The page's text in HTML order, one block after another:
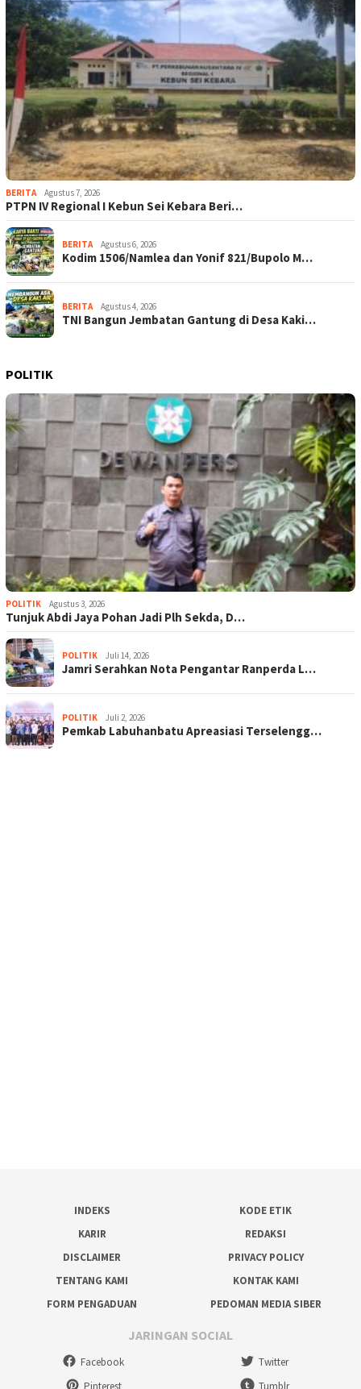
BERITA Agustus 7, 2026
PTPN IV Regional I Kebun Sei Kebara Beri…
BERITA Agustus 6, 2026
Kodim 1506/Namlea dan Yonif 821/Bupolo M…
BERITA Agustus 4, 2026
TNI Bangun Jembatan Gantung di Desa Kaki…
POLITIK
POLITIK Agustus 3, 2026
Tunjuk Abdi Jaya Pohan Jadi Plh Sekda, D…
POLITIK Juli 14, 2026
Jamri Serahkan Nota Pengantar Ranperda L…
POLITIK Juli 2, 2026
Pemkab Labuhanbatu Apreasiasi Terselengg…
INDEKS
KODE ETIK
KARIR
REDAKSI
DISCLAIMER
PRIVACY POLICY
TENTANG KAMI
KONTAK KAMI
FORM PENGADUAN
PEDOMAN MEDIA SIBER
JARINGAN SOCIAL
Facebook
Twitter
Pinterest
Tumblr